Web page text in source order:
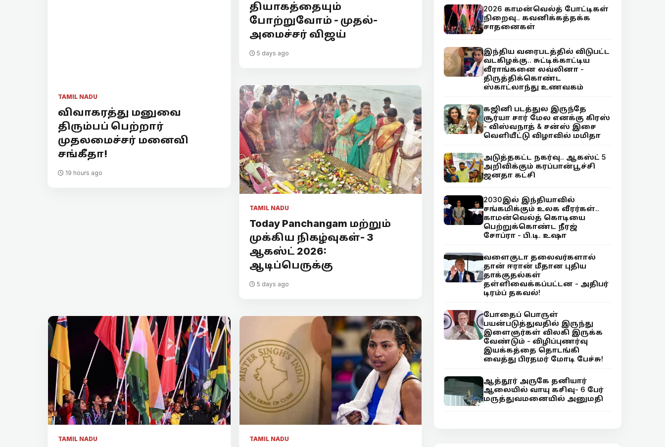
TAMIL NADU
விவாகரத்து மனுவை
திரும்பப் பெற்றார்
முதலமைச்சர் மனைவி
சங்கீதா!
19 hours ago
தியாகத்தையும்
போற்றுவோம் - முதல்-
அமைச்சர் விஜய்
5 days ago
TAMIL NADU
Today Panchangam மற்றும்
முக்கிய நிகழ்வுகள்- 3
ஆகஸ்ட் 2026:
ஆடிப்பெருக்கு
5 days ago
TAMIL NADU TAMIL NADU
2026 காமன்வெல்த் போட்டிகள்
நிறைவு.. கவனிக்கத்தக்க
சாதனைகள்
இந்திய வரைபடத்தில் விடுபட்ட
வடகிழக்கு.. சுட்டிக்காட்டிய
வீராங்கனை லவ்லினா -
திருத்திக்கொண்ட
ஸ்காட்லாந்து உணவகம்
கஜினி படத்துல இருந்தே
சூர்யா சார் மேல எனக்கு கிரஸ்
- விஸ்வநாத் & சன்ஸ் இசை
வெளியீட்டு விழாவில் மமிதா
அடுத்தகட்ட நகர்வு.. ஆகஸ்ட் 5
அறிவிக்கும் கரப்பான்பூச்சி
ஜனதா கட்சி
2030இல் இந்தியாவில்
சங்கமிக்கும் உலக வீரர்கள்..
காமன்வெல்த் கொடியை
பெற்றுக்கொண்ட நீரஜ்
சோப்ரா - பி.டி. உஷா
வளைகுடா தலைவர்களால்
தான் ஈரான் மீதான புதிய
தாக்குதல்கள்
தள்ளிவைக்கப்பட்டன - அதிபர்
டிரம்ப் தகவல்!
போதைப் பொருள்
பயன்படுத்துவதில் இருந்து
இளைஞர்கள் விலகி இருக்க
வேண்டும் - விழிப்புணர்வு
இயக்கத்தை தொடங்கி
வைத்து பிரதமர் மோடி பேச்சு!
ஆத்தூர் அருகே தனியார்
ஆலையில் வாயு கசிவு- 6 பேர்
மருத்துவமனையில் அனுமதி